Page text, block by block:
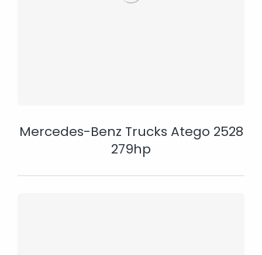
Mercedes-Benz Trucks Atego 2528
279hp